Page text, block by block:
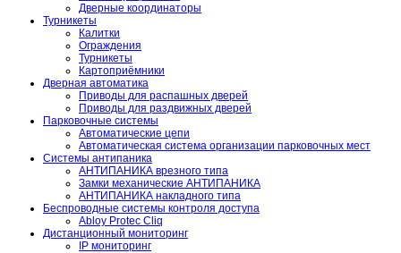
Дверные координаторы
Турникеты
Калитки
Ограждения
Турникеты
Картоприёмники
Дверная автоматика
Приводы для распашных дверей
Приводы для раздвижных дверей
Парковочные системы
Автоматические цепи
Автоматическая система организации парковочных мест
Системы антипаника
АНТИПАНИКА врезного типа
Замки механические АНТИПАНИКА
АНТИПАНИКА накладного типа
Беспроводные системы контроля доступа
Abloy Protec Cliq
Дистанционный мониторинг
IP мониторинг